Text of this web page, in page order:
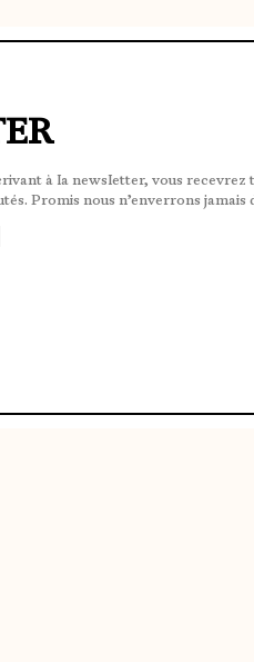
à la newsletter, vous
Promis nous n’enverrons jamais